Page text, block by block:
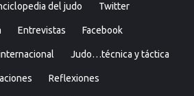
del judo Twitter
Entrevistas Facebook
Judo…técnica y táctica
Reflexiones